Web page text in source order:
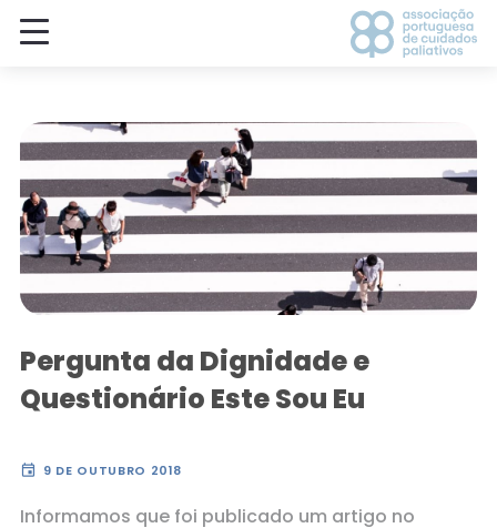
Pergunta da Dignidade e
Questionário Este Sou Eu
event 9 DE OUTUBRO 2018
Informamos que foi publicado um artigo no